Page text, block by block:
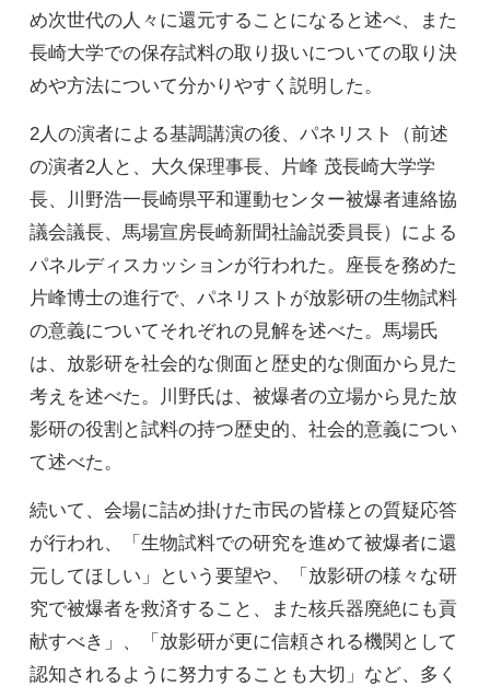
め次世代の人々に還元することになると述べ、また
長崎大学での保存試料の取り扱いについての取り決
めや方法について分かりやすく説明した。
2人の演者による基調講演の後、パネリスト（前述
の演者2人と、大久保理事長、片峰 茂長崎大学学
長、川野浩一長崎県平和運動センター被爆者連絡協
議会議長、馬場宣房長崎新聞社論説委員長）による
パネルディスカッションが行われた。座長を務めた
片峰博士の進行で、パネリストが放影研の生物試料
の意義についてそれぞれの見解を述べた。馬場氏
は、放影研を社会的な側面と歴史的な側面から見た
考えを述べた。川野氏は、被爆者の立場から見た放
影研の役割と試料の持つ歴史的、社会的意義につい
て述べた。
続いて、会場に詰め掛けた市民の皆様との質疑応答
が行われ、「生物試料での研究を進めて被爆者に還
元してほしい」という要望や、「放影研の様々な研
究で被爆者を救済すること、また核兵器廃絶にも貢
献すべき」、「放影研が更に信頼される機関として
認知されるように努力することも大切」など、多く